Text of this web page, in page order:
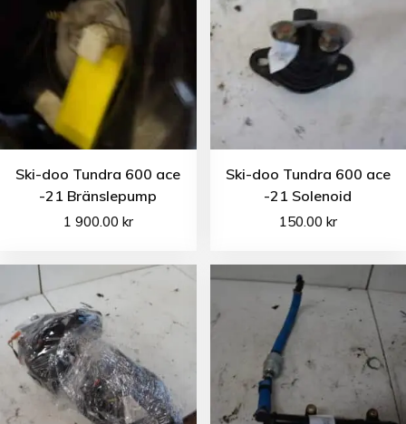
Ski-doo Tundra 600 ace
-21 Bränslepump
1 900.00 kr
Ski-doo Tundra 600 ace
-21 Solenoid
150.00 kr